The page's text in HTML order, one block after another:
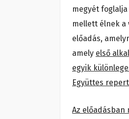
megyét
mellett élnek a
előadás,
amely első
egyik
Együttes
Az előadásban